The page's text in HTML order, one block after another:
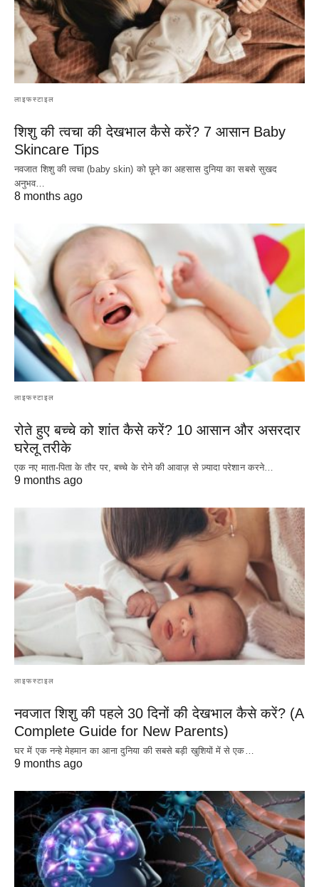
लाइफस्टाइल
शिशु की त्वचा की देखभाल कैसे करें? 7 आसान Baby
Skincare Tips
नवजात शिशु की त्वचा (baby skin) को छूने का अहसास दुनिया का सबसे सुखद
अनुभव…
8 months ago
लाइफस्टाइल
रोते हुए बच्चे को शांत कैसे करें? 10 आसान और असरदार
घरेलू तरीके
एक नए माता-पिता के तौर पर, बच्चे के रोने की आवाज़ से ज़्यादा परेशान करने…
9 months ago
लाइफस्टाइल
नवजात शिशु की पहले 30 दिनों की देखभाल कैसे करें? (A
Complete Guide for New Parents)
घर में एक नन्हे मेहमान का आना दुनिया की सबसे बड़ी खुशियों में से एक…
9 months ago